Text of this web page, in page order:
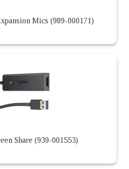
Mics (989-000171)
Share (939-001553)